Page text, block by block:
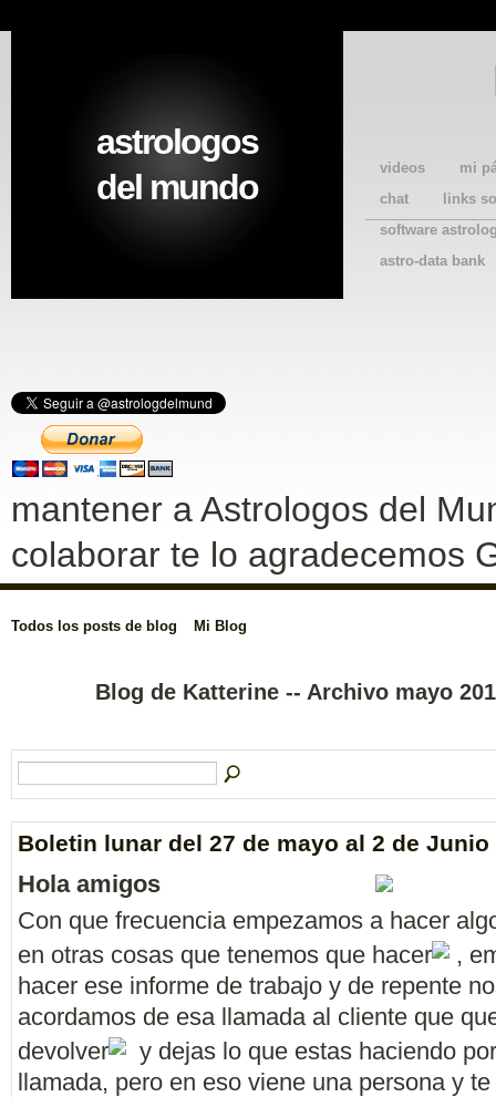
videos
mi
chat
links
software
astro-data bank
astrologos
del mundo
mantener a Astrologos del
colaborar te lo agradecemos
Todos los posts de blog Mi Blog
Blog de Katterine -- Archivo mayo
Boletin lunar del 27 de mayo al 2 de Junio
Hola amigos
Con que frecuencia empezamos a hacer
en otras cosas que tenemos que hacer
,
hacer ese informe de trabajo y de repente
acordamos de esa llamada al cliente que
devolver
y dejas lo que estas haciendo
llamada, pero en eso viene una persona y